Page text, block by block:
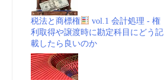
税法と商標権
vol.1 会計処理 - 権
利取得や譲渡時に勘定科目にどう記
載したら良いのか